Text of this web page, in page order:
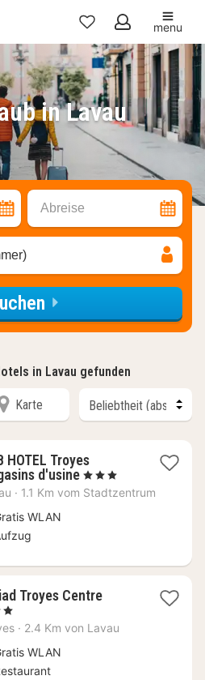
Meine
Favoriten
menu
in Lavau
Abreise
in Lavau gefunden
Karte
HOTEL Troyes
d'usine1
Nacht
, 3 Sterne
· 1.1 Km vom Stadtzentrum
WLAN
Troyes Centre1
ab
· 2.4 Km von Lavau
WLAN